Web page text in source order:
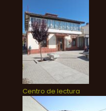
Centro de lectura